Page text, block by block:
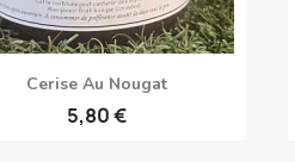
Anteprima
Cerise Au Nougat
5,80 €